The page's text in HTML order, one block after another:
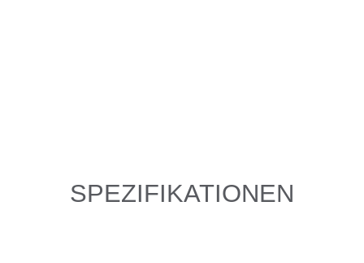
SPEZIFIKATIONEN